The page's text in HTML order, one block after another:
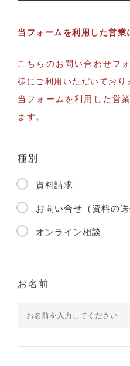
当フォームを利用した営業
こちらのお問い合わせフ
様にご利用いただいており
当フォームを利用した営
ます。
種別
資料請求
お問い合せ（資料の送
オンライン相談
お名前